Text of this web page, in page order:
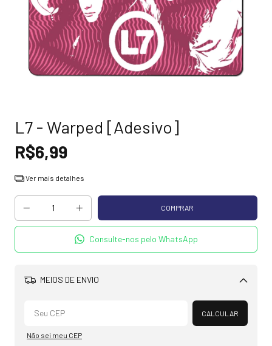
L7 - Warped [Adesivo]
R$6,99
Ver mais detalhes
Consulte-nos pelo WhatsApp
MEIOS DE ENVIO
Alterar CEP
CALCULAR
Não sei meu CEP